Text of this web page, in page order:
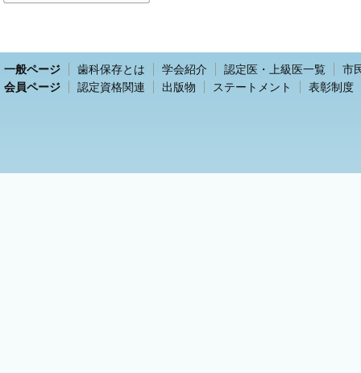
一般ページ 歯科保存とは 学会紹介 認定医・上級医一覧
市
会員ページ
認定資格関連 出版物 ステートメント 表彰制度